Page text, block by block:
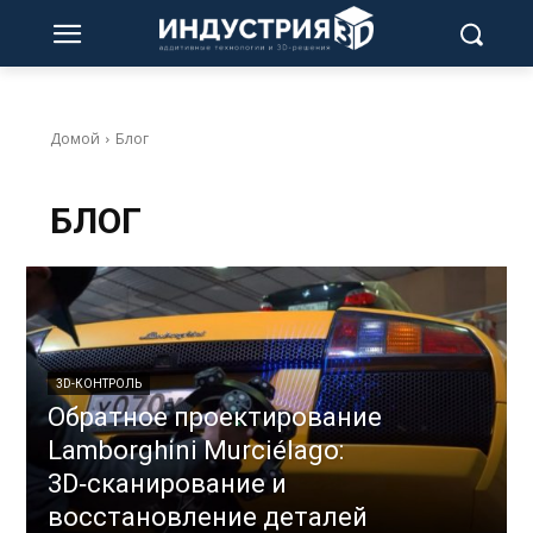
Домой Блог
БЛОГ
3D-КОНТРОЛЬ
Обратное проектирование
Lamborghini Murciélago:
3D‑сканирование и
восстановление деталей